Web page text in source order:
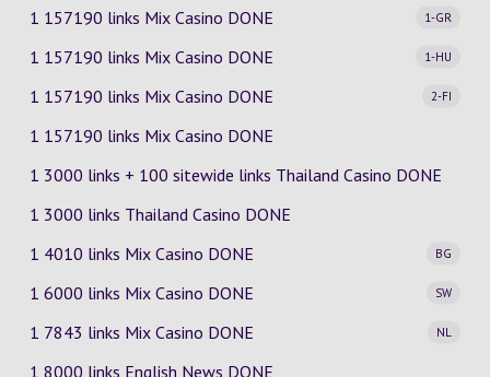
1 157190 links Mix Casino
1-GR
DONE
1 157190 links Mix Casino
1-HU
DONE
1 157190 links Mix Casino
2-FI
DONE
1 157190 links Mix Casino DONE
1 3000 links + 100 sitewide links Thailand Casino DONE
1 3000 links Thailand Casino DONE
1 4010 links Mix Casino
BG
DONE
1 6000 links Mix Casino
SW
DONE
1 7843 links Mix Casino
NL
DONE
1 8000 links English News DONE